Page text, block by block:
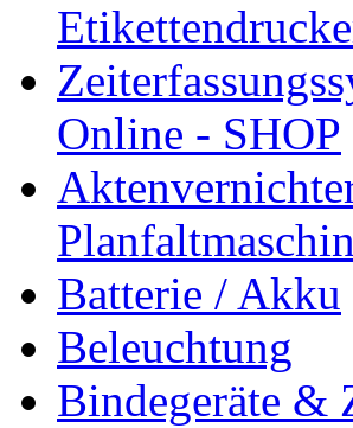
Online - SHOP
Batterie / Akku
Beleuchtung
Bindegeräte &